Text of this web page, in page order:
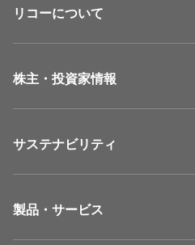
リコーについて
株主・投資家情報
サステナビリティ
製品・サービス